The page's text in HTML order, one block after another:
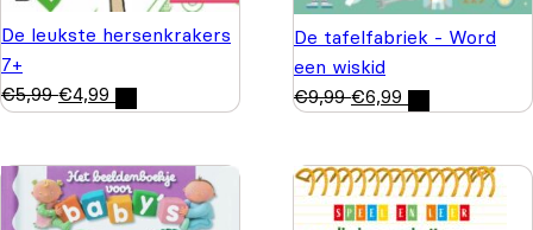
De leukste hersenkrakers
7+
€5,99 €4,99
De tafelfabriek - Word
een wiskid
€9,99 €6,99